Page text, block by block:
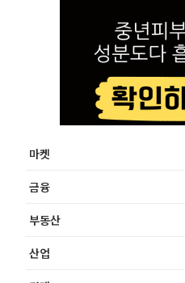
마켓
금융
부동산
산업